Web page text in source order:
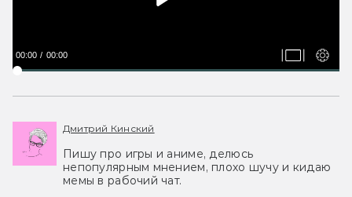
00:00 00:00
Дмитрий Кинский
Пишу про игры и аниме, делюсь
непопулярным мнением, плохо шучу и кидаю
мемы в рабочий чат.